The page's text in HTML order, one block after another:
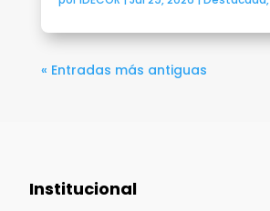
« Entradas más antiguas
Institucional